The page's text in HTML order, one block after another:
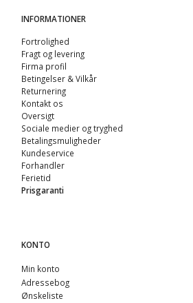
INFORMATIONER
Fortrolighed
Fragt og levering
Firma profil
Betingelser & Vilkår
Returnering
Kontakt os
Oversigt
Sociale medier og tryghed
Betalingsmuligheder
Kundeservice
Forhandler
Ferietid
Prisgaranti
KONTO
Min konto
Adressebog
Ønskeliste